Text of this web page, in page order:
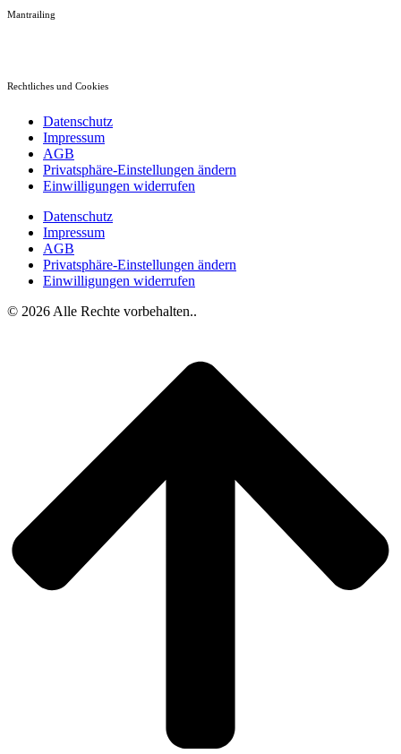
Mantrailing
Rechtliches und Cookies
Datenschutz
Impressum
AGB
Privatsphäre-Einstellungen ändern
Einwilligungen widerrufen
Datenschutz
Impressum
AGB
Privatsphäre-Einstellungen ändern
Einwilligungen widerrufen
© 2026 Alle Rechte vorbehalten..